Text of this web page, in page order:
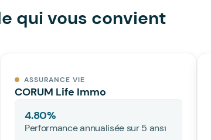
qui vous convient
ASSURANCE VIE
CORUM Life Immo
4.80%
Performance annualisée sur 5 ans